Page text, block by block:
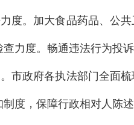
度。 加大食品药品、公
力度。畅通违法行为投
市政府各执法部门全面
度，保障行政相对人陈